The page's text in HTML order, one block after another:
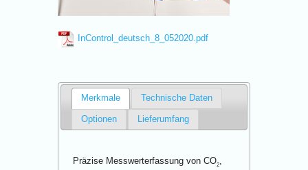
InControl_deutsch_8_052020.pdf
Merkmale Technische Daten
Optionen Lieferumfang
Präzise Messwerterfassung von CO2,